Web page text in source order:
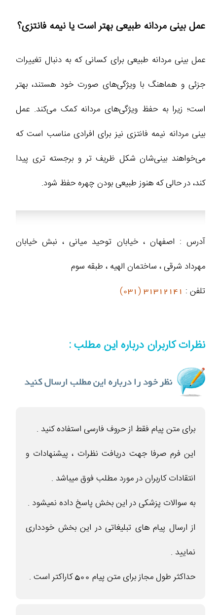
عمل بینی مردانه طبیعی بهتر است یا نیمه فانتزی؟
عمل بینی مردانه طبیعی برای کسانی که به دنبال تغییرات
جزئی و هماهنگ با ویژگی‌های صورت خود هستند، بهتر
است؛ زیرا به حفظ ویژگی‌های مردانه کمک می‌کند. عمل
بینی مردانه نیمه فانتزی نیز برای افرادی مناسب است که
می‌خواهند بینی‌شان شکل ظریف‌ تر و برجسته‌ تری پیدا
کند، در حالی که هنوز طبیعی بودن چهره حفظ شود.
آدرس : اصفهان ، خیابان توحید میانی ، نبش خیابان
مهرداد شرقی ، ساختمان الهیه ، طبقه سوم
تلفن : 31312141 (031)
نظرات کاربران درباره این مطلب :
برای متن پیام فقط از حروف فارسی استفاده کنید .
این فرم صرفا جهت دریافت نظرات ، پیشنهادات و
انتقادات کاربران در مورد مطلب فوق میباشد .
به سوالات پزشکی در این بخش پاسخ داده نمیشود .
از ارسال پیام های تبلیغاتی در این بخش خودداری
نمایید .
حداکثر طول مجاز برای متن پیام 500 کاراکتر است .